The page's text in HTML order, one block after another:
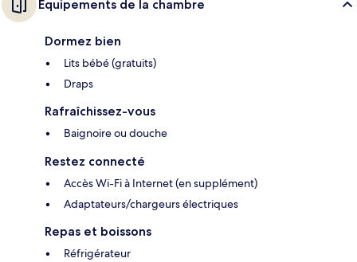
Équipements de la chambre
Dormez bien
Lits bébé (gratuits)
Draps
Rafraîchissez-vous
Baignoire ou douche
Restez connecté
Accès Wi-Fi à Internet (en supplément)
Adaptateurs/chargeurs électriques
Repas et boissons
Réfrigérateur